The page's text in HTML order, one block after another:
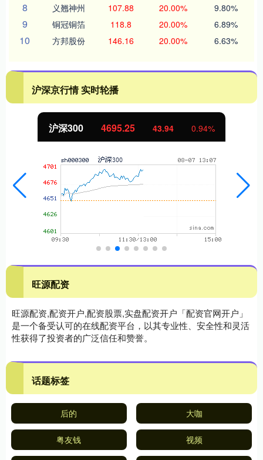
8 义翘神州 107.88 20.00% 9.80%
9 铜冠铜箔 118.8 20.00% 6.89%
10 方邦股份 146.16 20.00% 6.63%
沪深京行情 实时轮播
43.94 0.94% 北证50
旺源配资
旺源配资,配资开户,配资股票,实盘配资开户「配资官网开户」
是一个备受认可的在线配资平台，以其专业性、安全性和灵活
性获得了投资者的广泛信任和赞誉。
话题标签
后的 大咖
粤友钱 视频